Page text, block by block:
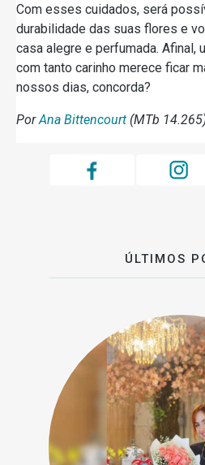
Com esses cuidados, será
durabilidade das suas flores e
casa alegre e perfumada. Afinal,
com tanto carinho merece ficar
nossos dias, concorda?
PorAna Bittencourt (MTb
ÚLTIMOS